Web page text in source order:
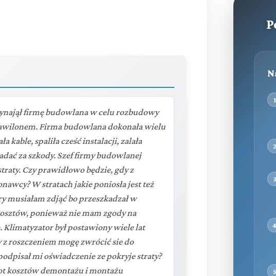
firmę budowlana w celu rozbudowy
Firma budowlana dokonała wielu
kable, spaliła cześć instalacji, zalała
za szkody. Szef firmy budowlanej
Czy prawidłowo będzie, gdy z
W stratach jakie poniosła jest też
zdjąć bo przeszkadzał w
ponieważ nie mam zgody na
był postawiony wiele lat
z roszczeniem mogę zwrócić sie do
mi oświadczenie ze pokryje straty?
kosztów demontażu i montażu
1
2
3
4
5